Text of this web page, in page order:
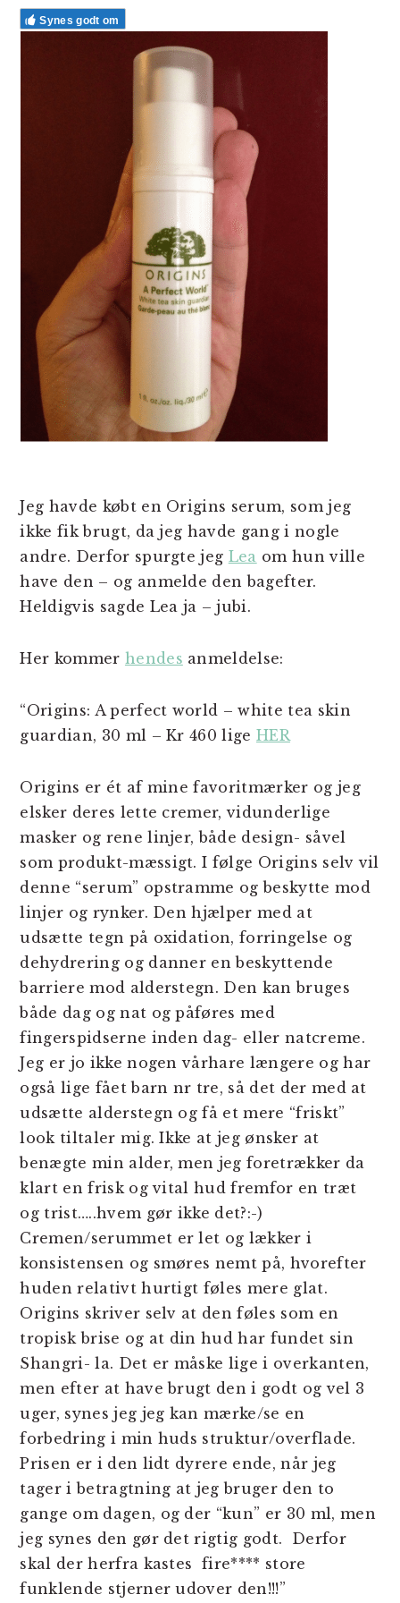
Synes godt om
Jeg havde købt en Origins serum, som jeg
ikke fik brugt, da jeg havde gang i nogle
andre. Derfor spurgte jeg Lea om hun ville
have den – og anmelde den bagefter.
Heldigvis sagde Lea ja – jubi.
Her kommer hendes anmeldelse:
“Origins: A perfect world – white tea skin
guardian, 30 ml – Kr 460 lige HER
Origins er ét af mine favoritmærker og jeg
elsker deres lette cremer, vidunderlige
masker og rene linjer, både design- såvel
som produkt-mæssigt. I følge Origins selv vil
denne “serum” opstramme og beskytte mod
linjer og rynker. Den hjælper med at
udsætte tegn på oxidation, forringelse og
dehydrering og danner en beskyttende
barriere mod alderstegn. Den kan bruges
både dag og nat og påføres med
fingerspidserne inden dag- eller natcreme.
Jeg er jo ikke nogen vårhare længere og har
også lige fået barn nr tre, så det der med at
udsætte alderstegn og få et mere “friskt”
look tiltaler mig. Ikke at jeg ønsker at
benægte min alder, men jeg foretrækker da
klart en frisk og vital hud fremfor en træt
og trist…..hvem gør ikke det?:-)
Cremen/serummet er let og lækker i
konsistensen og smøres nemt på, hvorefter
huden relativt hurtigt føles mere glat.
Origins skriver selv at den føles som en
tropisk brise og at din hud har fundet sin
Shangri- la. Det er måske lige i overkanten,
men efter at have brugt den i godt og vel 3
uger, synes jeg jeg kan mærke/se en
forbedring i min huds struktur/overflade.
Prisen er i den lidt dyrere ende, når jeg
tager i betragtning at jeg bruger den to
gange om dagen, og der “kun” er 30 ml, men
jeg synes den gør det rigtig godt. Derfor
skal der herfra kastes fire**** store
funklende stjerner udover den!!!”